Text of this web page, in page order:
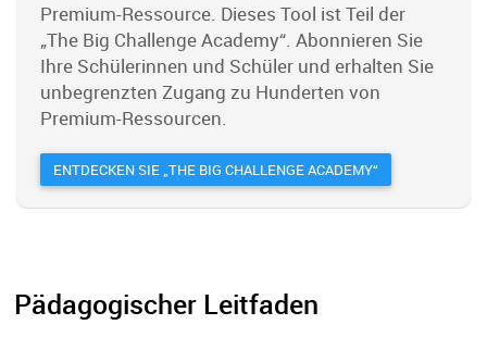
Premium-Ressource. Dieses Tool ist Teil der
„The Big Challenge Academy“. Abonnieren Sie
Ihre Schülerinnen und Schüler und erhalten Sie
unbegrenzten Zugang zu Hunderten von
Premium-Ressourcen.
ENTDECKEN SIE „THE BIG CHALLENGE ACADEMY“
Pädagogischer Leitfaden